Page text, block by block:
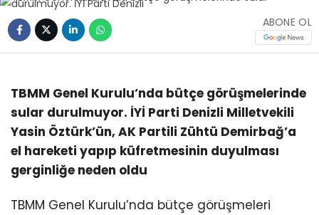
ABONE OL
TBMM Genel Kurulu’nda bütçe görüşmelerinde
sular durulmuyor. İYİ Parti Denizli Milletvekili
Yasin Öztürk’ün, AK Partili Zühtü Demirbağ’a
el hareketi yapıp küfretmesinin duyulması
gerginliğe neden oldu
TBMM Genel Kurulu’nda bütçe görüşmeleri